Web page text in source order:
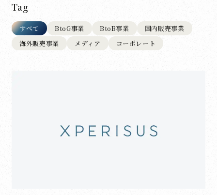
Tag
すべて BtoG事業 BtoB事業
国内販売事業
海外販売事業
メディア コーポレート